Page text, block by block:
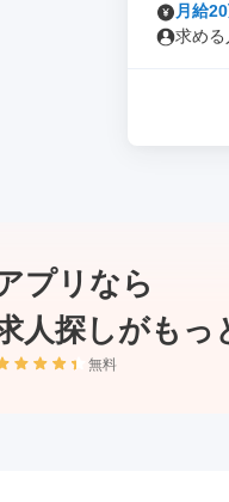
月給
求める
プリなら
人探しがもっ
無料